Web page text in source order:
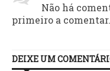
Não há
primeiro a comentar.
DEIXE UM